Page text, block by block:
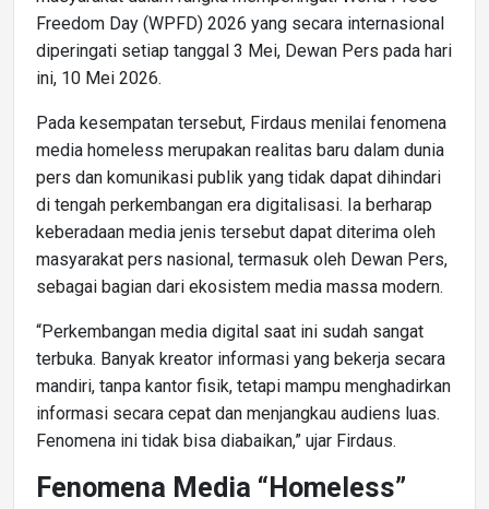
Freedom Day (WPFD) 2026 yang secara internasional
diperingati setiap tanggal 3 Mei, Dewan Pers pada hari
ini, 10 Mei 2026.
Pada kesempatan tersebut, Firdaus menilai fenomena
media homeless merupakan realitas baru dalam dunia
pers dan komunikasi publik yang tidak dapat dihindari
di tengah perkembangan era digitalisasi. Ia berharap
keberadaan media jenis tersebut dapat diterima oleh
masyarakat pers nasional, termasuk oleh Dewan Pers,
sebagai bagian dari ekosistem media massa modern.
“Perkembangan media digital saat ini sudah sangat
terbuka. Banyak kreator informasi yang bekerja secara
mandiri, tanpa kantor fisik, tetapi mampu menghadirkan
informasi secara cepat dan menjangkau audiens luas.
Fenomena ini tidak bisa diabaikan,” ujar Firdaus.
Fenomena Media “Homeless”